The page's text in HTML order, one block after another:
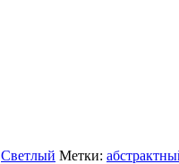
Светлый Метки: